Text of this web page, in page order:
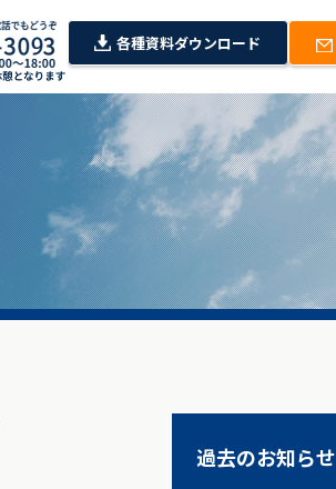
各種資料ダウンロード
過去のお知らせ